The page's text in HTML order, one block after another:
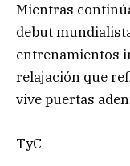
Mientras
debut
entrenamientos
relajación que
vive puertas
TyC